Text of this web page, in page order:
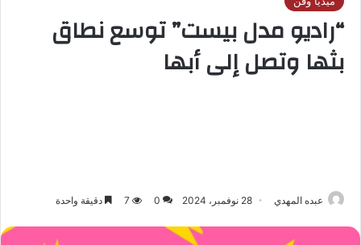
“راديو مدل بيست” توسع نطاق
بثها وتصل إلى أبها
عبده المهدي 28 نوفمبر، 2024 0
7 دقيقة واحدة